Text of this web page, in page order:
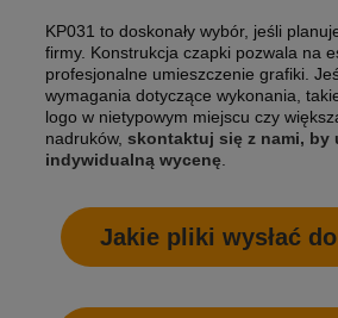
KP031 to doskonały wybór, jeśli
firmy. Konstrukcja czapki pozwala na
profesjonalne umieszczenie grafiki.
wymagania dotyczące wykonania,
logo w nietypowym miejscu czy
nadruków, skontaktuj się z nami, by
indywidualną wycenę
Jakie pliki wysłać